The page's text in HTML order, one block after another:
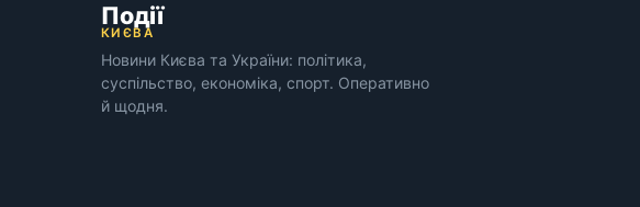
Події
КИЄВА
Новини Києва та України: політика,
суспільство, економіка, спорт. Оперативно
й щодня.